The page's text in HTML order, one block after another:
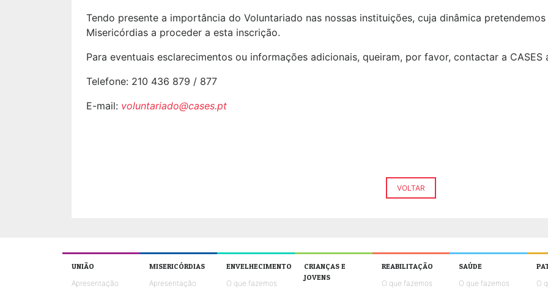
Tendo presente a importância do Voluntariado nas nossas instituições, cuja dinâmica
Misericórdias a proceder a esta inscrição.
Para eventuais esclarecimentos ou informações adicionais, queiram, por favor, contactar a CASES
Telefone: 210 436 879 / 877
E-mail: voluntariado@cases.pt
VOLTAR
UNIÃO
Apresentação
MISERICÓRDIAS
Apresentação
ENVELHECIMENTO
O que fazemos
CRIANÇAS E
JOVENS
REABILITAÇÃO
O que fazemos
SAÚDE
O que fazemos
O